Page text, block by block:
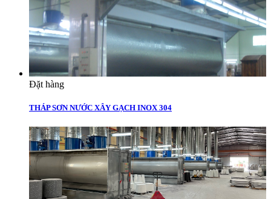
Đặt hàng
THÁP SƠN NƯỚC XÂY GẠCH INOX 304